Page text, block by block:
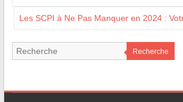
Les SCPI à Ne Pas Manquer en 2024 :
Recherche